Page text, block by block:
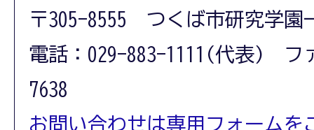
〒305-8555 つくば市研究学園
電話：029-883-1111(代表) フ
7638
お問い合わせは専用フォームを